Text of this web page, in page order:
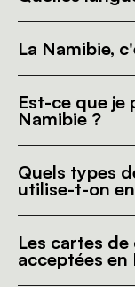
La Namibie,
Est-ce que je
Namibie ?
Quels types
utilise-t-on
Les cartes
acceptées en